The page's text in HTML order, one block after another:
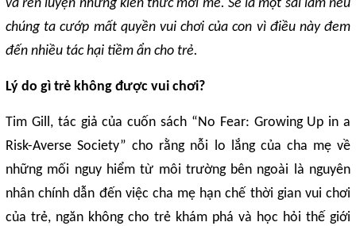
và rèn luyện những kiến thức mới mẻ. Sẽ là một sai lầm nếu
chúng ta cướp mất quyền vui chơi của con vì điều này đem
đến nhiều tác hại tiềm ẩn cho trẻ.
Lý do gì trẻ không được vui chơi?
Tim Gill, tác giả của cuốn sách “No Fear: Growing Up in a
Risk-Averse Society” cho rằng nỗi lo lắng của cha mẹ về
những mối nguy hiểm từ môi trường bên ngoài là nguyên
nhân chính dẫn đến việc cha mẹ hạn chế thời gian vui chơi
của trẻ, ngăn không cho trẻ khám phá và học hỏi thế giới